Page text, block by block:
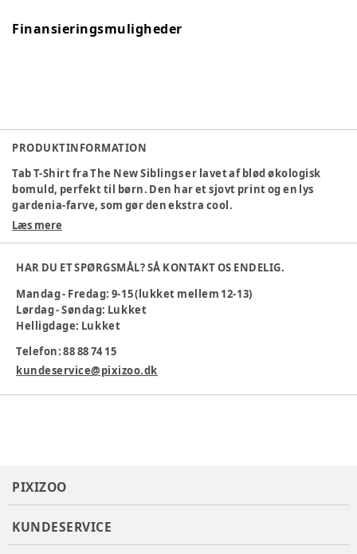
Finansieringsmuligheder
PRODUKTINFORMATION
Tab T-Shirt fra The New Siblings er lavet af blød økologisk
bomuld, perfekt til børn. Den har et sjovt print og en lys
gardenia-farve, som gør den ekstra cool.
100% økologisk bomuld
Sjovt print
Behagelig pasform
Et bæredygtigt valg til hverdagen, hvor komfort og stil går
hånd i hånd!
Farve:Beige
Materiale
Økologisk bomuld
Produktionsland:Indien
Tøj størrelse:86 cm / 18 mdr.
Læs mere
HAR DU ET SPØRGSMÅL? SÅ KONTAKT OS ENDELIG.
Mandag - Fredag: 9-15 (lukket mellem 12-13)
Lørdag - Søndag: Lukket
Helligdage: Lukket
Telefon: 88 88 74 15
kundeservice@pixizoo.dk
PIXIZOO
KUNDESERVICE